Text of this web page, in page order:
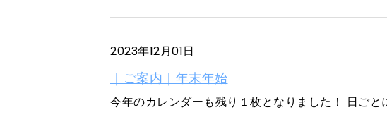
2023年12月01日
｜ご案内｜年末年始
今年のカレンダーも残り１枚となりました！ 日ご